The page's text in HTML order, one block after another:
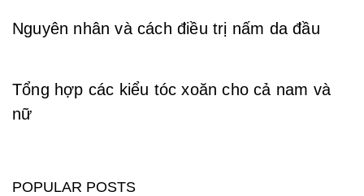
Nguyên nhân và cách điều trị nấm da đầu
Tổng hợp các kiểu tóc xoăn cho cả nam và
nữ
POPULAR POSTS